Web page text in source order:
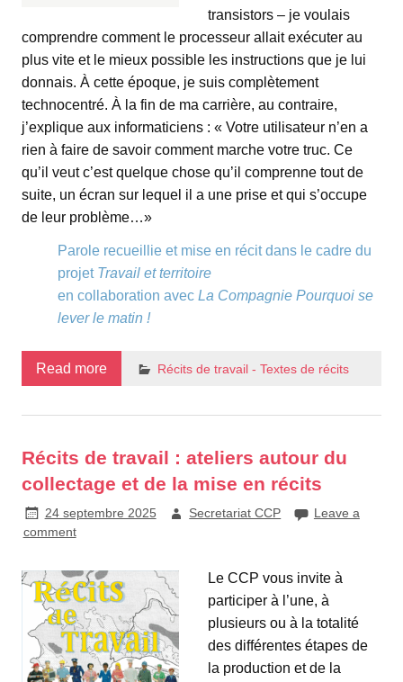
transistors – je voulais
comprendre comment le processeur allait exécuter au
plus vite et le mieux possible les instructions que je lui
donnais. À cette époque, je suis complètement
technocentré. À la fin de ma carrière, au contraire,
j’explique aux informaticiens : « Votre utilisateur n’en a
rien à faire de savoir comment marche votre truc. Ce
qu’il veut c’est quelque chose qu’il comprenne tout de
suite, un écran sur lequel il a une prise et qui s’occupe
de leur problème…»
Parole recueillie et mise en récit dans le cadre du
projet Travail et territoire
en collaboration avec La Compagnie Pourquoi se
lever le matin !
Read more Récits de travail - Textes de récits
Récits de travail : ateliers autour du
collectage et de la mise en récits
24 septembre 2025 Secretariat CCP
Leave a
comment
Le CCP vous invite à
participer à l’une, à
plusieurs ou à la totalité
des différentes étapes de
la production et de la